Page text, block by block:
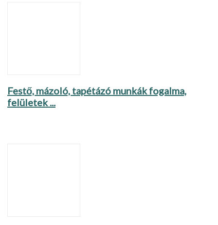
Festő, mázoló, tapétázó munkák fogalma,
felületek ...